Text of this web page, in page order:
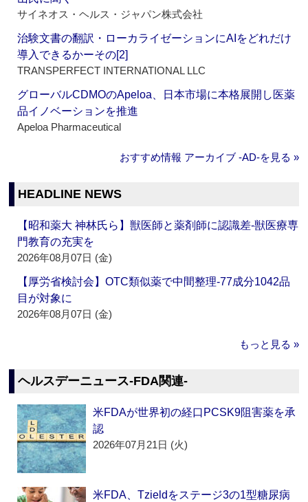
サイネオス・ヘルス・ジャパン株式会社
治験文書の翻訳・ローカライゼーションにAIをどれだけ
導入できるかーその[2]
TRANSPERFECT INTERNATIONAL LLC
グローバルCDMOのApeloa、日本市場に本格展開し医薬
品イノベーションを推進
Apeloa Pharmaceutical
おすすめ情報 アーカイブ ‐AD‐を見る »
HEADLINE NEWS
【昭和薬大 神林氏ら】獣医師と薬剤師に認識差‐獣医療専
門教育の充実を
2026年08月07日 (金)
【厚労省検討会】OTC類似薬で中間整理‐77成分1042品
目が対象に
2026年08月07日 (金)
もっと見る »
ヘルスデーニュース‐FDA関連‐
米FDAが世界初の経口PCSK9阻害薬を承
認
2026年07月21日 (火)
米FDA、Tzieldをステージ3の1型糖尿病